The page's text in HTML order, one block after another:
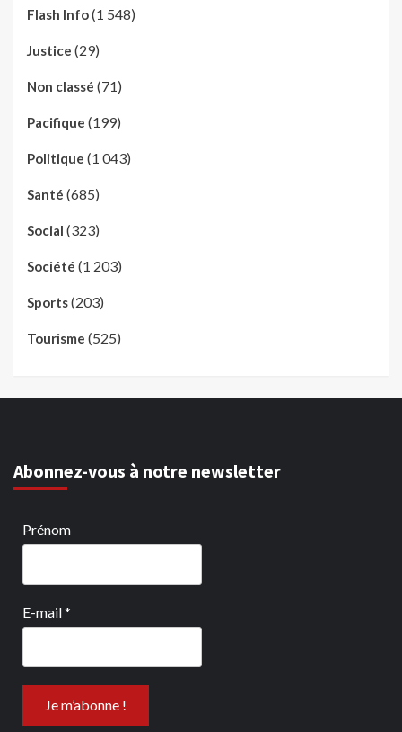
Flash Info(1 548)
Justice (29)
Non classé (71)
Pacifique (199)
Politique (1 043)
Santé (685)
Social (323)
Société (1 203)
Sports(203)
Tourisme (525)
Abonnez-vous à notre newsletter
Prénom
E-mail*